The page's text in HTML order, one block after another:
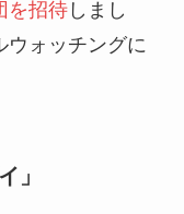
を招待しまし
ウォッチングに
」